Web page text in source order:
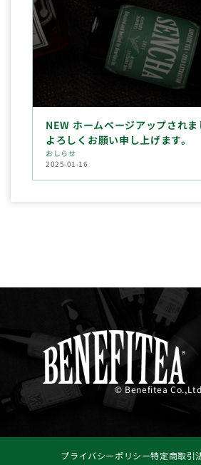
NEW ホームページアップされ
よろしくお願い申し上げます。
おしらせ
2025-01-16
© Benefitea
プライバシーポリシー特定商取引